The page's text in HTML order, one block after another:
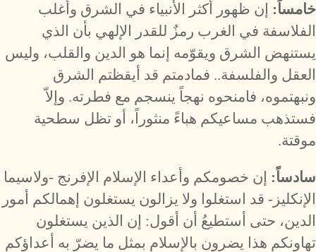
خامساً: إن ظهور أكثر الأنبياء في الشرق وأغلب
الفلاسفة في الغرب رمزٌ للقدر الإلهي بأن الذي
يستنهض الشرق ويقوّمه إنما هو الدين والقلب، وليس
العقل والفلسفة.. فمادمتم قد أيقظتم الشرق
ونبهتموه، فامنحوه نهجاً ينسجم مع فطرته. وإلاّ
فستذهب مساعيكم هباءً منثوراً، أو تظل سطحية
موقتة.
سادساً: إن خصومكم وأعداء الإسلام الإفرنج -ولاسيما
الإنكليز- قد استغلوا ولا يزالون يستغلون إهمالكم أمور
الدين، حتى أستطيعُ أن أقول: إن الذين يستغلون
تهاونكم هذا يضرون بالإسلام بمثل ما يضرّ به أعداؤكم